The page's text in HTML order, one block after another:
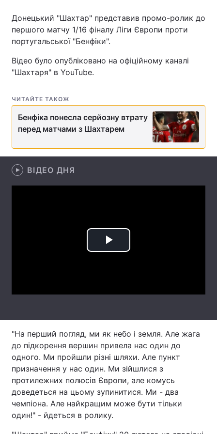
Головна
Україна Політика
Спорт Наука
Техно і зв'язок Лайт
Зброя Інциденти
Здоров'я
Послуги
Донецький "Шахтар" представив промо-ролик до
першого матчу 1/16 фіналу Ліги Європи проти
португальської "Бенфіки".
Відео було опубліковано на офіційному каналі
"Шахтаря" в YouTube.
ЧИТАЙТЕ ТАКОЖ
Бенфіка понесла серйозну втрату
перед матчами з Шахтарем
ВІДЕО ДНЯ
Play
"На перший погляд, ми як небо і земля. Але жага
до підкорення вершин привела нас один до
одного. Ми пройшли різні шляхи. Але пункт
призначення у нас один. Ми зійшлися з
протилежних полюсів Європи, але комусь
доведеться на цьому зупинитися. Ми - два
чемпіона. Але найкращим може бути тільки
один!" - йдеться в ролику.